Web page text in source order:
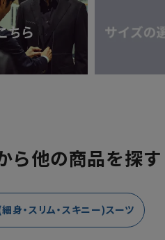
ら他の商品を探す
身・スリム・スキニー)スーツ